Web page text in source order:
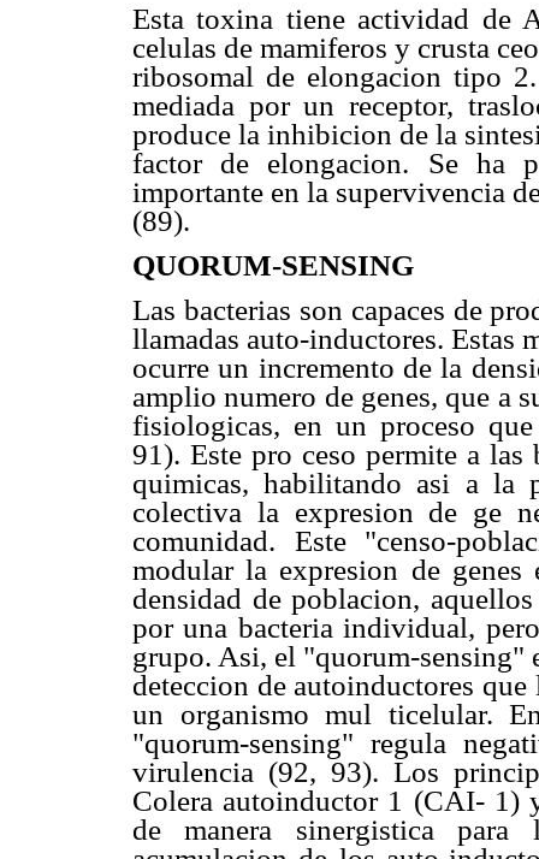
Esta toxina tiene actividad de
celulas de mamiferos y crusta
ribosomal de elongacion tipo
mediada por un receptor,
produce la inhibicion de la
factor de elongacion. Se ha
importante en la supervivencia
(89).
QUORUM-SENSING
Las bacterias son capaces de
llamadas auto-inductores. Estas
ocurre un incremento de la
amplio numero de genes, que a
fisiologicas, en un proceso
91). Este pro ceso permite a las
quimicas, habilitando asi a la
colectiva la expresion de ge
comunidad. Este "censo-
modular la expresion de genes
densidad de poblacion,
por una bacteria individual,
grupo. Asi, el "quorum-sensing"
deteccion de autoinductores
un organismo mul ticelular.
"quorum-sensing" regula
virulencia (92, 93). Los
Colera autoinductor 1 (CAI- 1)
de manera sinergistica